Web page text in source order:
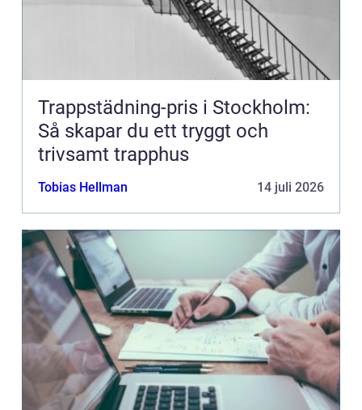
Trappstädning-pris i Stockholm:
Så skapar du ett tryggt och
trivsamt trapphus
Tobias Hellman 14 juli 2026